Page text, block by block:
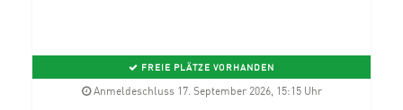
FREIE PLÄTZE VORHANDEN
Anmeldeschluss 17. September 2026, 15:15 Uhr